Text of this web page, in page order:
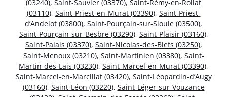
(03240), Saint-Sauvier (03370), Saint-Rémy-en-Rollat
(03110), Saint-Priest-en-Murat (03390), Saint-Priest-
d’Andelot (03800), Saint-Pourçain-sur-Sioule (03500),
Saint-Pourçain-sur-Besbre (03290), Saint-Plaisir (03160),
Saint-Palais (03370), Saint-Nicolas-des-Biefs (03250),
Saint-Menoux (03210), Saint-Martinien (03380), Saint-
Martin-des-Lais (03230), Saint-Marcel-en-Murat (03390),
Saint-Marcel-en-Marcillat (03420), Saint-Léopardin-d’Augy
(03160), Saint-Léon (03220), Saint-Léger-sur-Vouzance